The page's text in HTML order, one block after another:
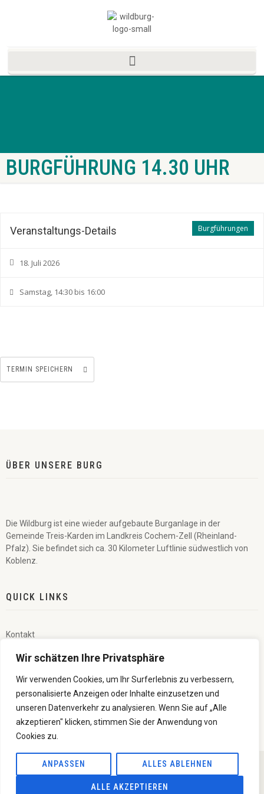
Wir schätzen Ihre Privatsphäre
Wir verwenden Cookies, um Ihr Surferlebnis zu verbessern,
personalisierte Anzeigen oder Inhalte einzusetzen und
unseren Datenverkehr zu analysieren. Wenn Sie auf „Alle
akzeptieren" klicken, stimmen Sie der Anwendung von
Cookies zu.
ANPASSEN ALLES ABLEHNEN
ALLE AKZEPTIEREN
BURGFÜHRUNG 14.30 UHR
Burgführungen
Veranstaltungs-Details
18. Juli 2026
Samstag, 14:30 bis 16:00
TERMIN SPEICHERN
ÜBER UNSERE BURG
Die Wildburg ist eine wieder aufgebaute Burganlage in der
Gemeinde Treis-Karden im Landkreis Cochem-Zell (Rheinland-
Pfalz). Sie befindet sich ca. 30 Kilometer Luftlinie südwestlich von
Koblenz.
QUICK LINKS
Kontakt
Veranstaltungen
Impressum
Datenschutzerklärung
© 2023 Förderverein Wildburg-Treis. Alle Rechte vorbehalten.